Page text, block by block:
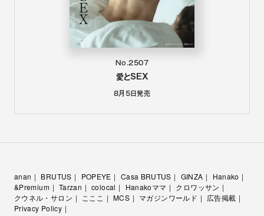
No.2507
愛とSEX
8月5日発売
anan BRUTUS POPEYE Casa BRUTUS GINZA
Hanako
&Premium
Tarzan colocal Hanakoママ
クロワッサン
クウネル・サロン
こここ MCS マガジンワールド
広告掲載
Privacy Policy